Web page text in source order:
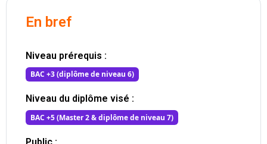
En bref
Niveau prérequis :
BAC +3 (diplôme de niveau 6)
Niveau du diplôme visé :
BAC +5 (Master 2 & diplôme de niveau 7)